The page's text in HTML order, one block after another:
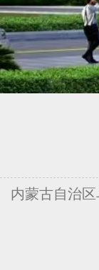
内蒙古自治区